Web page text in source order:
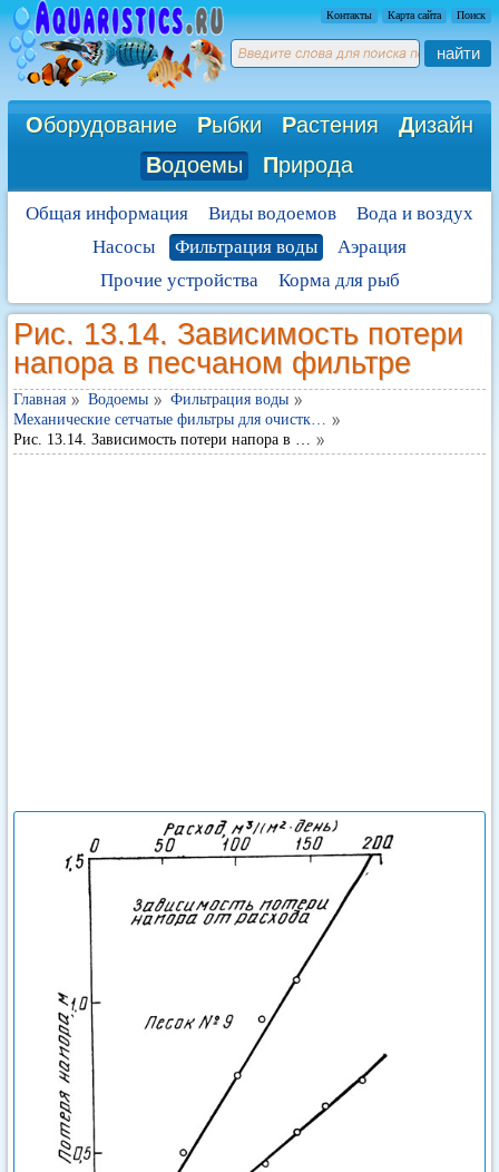
Контакты Карта сайта Поиск
найти
Оборудование Рыбки Растения Дизайн
Водоемы Природа
Общая информация Виды водоемов
Вода и воздух
Насосы
Фильтрация воды
Аэрация
Прочие устройства
Корма для рыб
Рис. 13.14. Зависимость потери
напора в песчаном фильтре
Главная Водоемы
Фильтрация воды
Механические сетчатые фильтры для очистк…
Рис. 13.14. Зависимость потери напора в …